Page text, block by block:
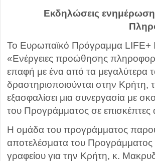
Εκδηλώσεις
Το Ευρωπαϊκό Πρόγραμμα LIFE+
«Ενέργειες προώθησης
επαφή με ένα από τα μεγαλύτερα
δραστηριοποιούνται στην Κρήτη,
εξασφαλίσει μια συνεργασία με
του Προγράμματος σε
Η ομάδα του προγράμματος
αποτελέσματα του Προγράμματος
γραφείου για την Κρήτη, κ.